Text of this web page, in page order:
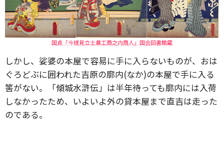
国貞「今様見立士農工商之内商人」国会図書館蔵
しかし、娑婆の本屋で容易に手に入らないものが、おは
ぐろどぶに囲われた吉原の廓内(なか)の本屋で手に入る
筈がない。「傾城水滸伝」は半年待っても廓内には入荷
しなかったため、いよいよ外の貸本屋まで直吉は走った
のである。